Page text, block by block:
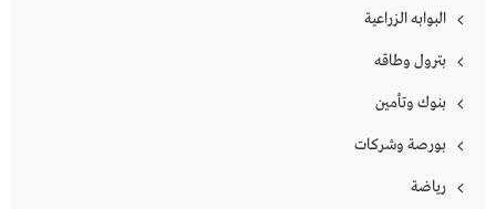
البوابه الزراعية
بترول وطاقه
بنوك وتأمين
بورصة وشركات
رياضة